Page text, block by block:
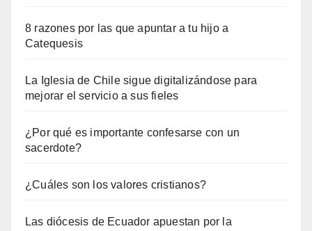
8 razones por las que apuntar a tu hijo a
Catequesis
La Iglesia de Chile sigue digitalizándose para
mejorar el servicio a sus fieles
¿Por qué es importante confesarse con un
sacerdote?
¿Cuáles son los valores cristianos?
Las diócesis de Ecuador apuestan por la